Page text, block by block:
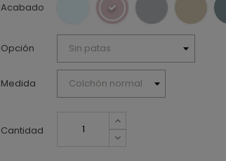
Acabado
Opción
Medida
Cantidad